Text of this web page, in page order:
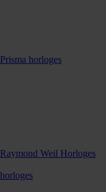
Prisma horloges
Raymond Weil Horloges